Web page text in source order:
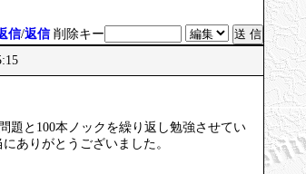
信/返信 削除キー
題と100本ノックを繰り返し勉強させてい
ありがとうございました。